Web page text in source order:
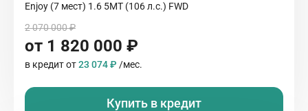
Enjoy (7 мест) 1.6 5MT (106 л.с.) FWD
2 070 000 ₽
от 1 820 000 ₽
в кредит от23 074 ₽ /мес.
Купить в кредит